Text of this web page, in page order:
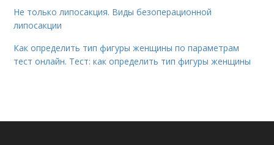
Не только липосакция. Виды безоперационной
липосакции
Как определить тип фигуры женщины по параметрам
тест онлайн. Тест: как определить тип фигуры женщины